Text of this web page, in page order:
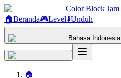
Color Block Jam
🏠Beranda🎮Level⬇️Unduh
Bahasa Indonesia
🏠